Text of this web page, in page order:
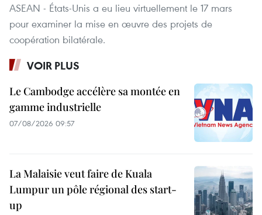
ASEAN - États-Unis a eu lieu virtuellement le 17 mars
pour examiner la mise en œuvre des projets de
coopération bilatérale.
VOIR PLUS
Le Cambodge accélère sa montée en
gamme industrielle
07/08/2026 09:57
La Malaisie veut faire de Kuala
Lumpur un pôle régional des start-
up